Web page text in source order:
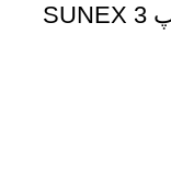
رینگ موتور پژو 206 تیپ 2 تیپ 3 SUNEX